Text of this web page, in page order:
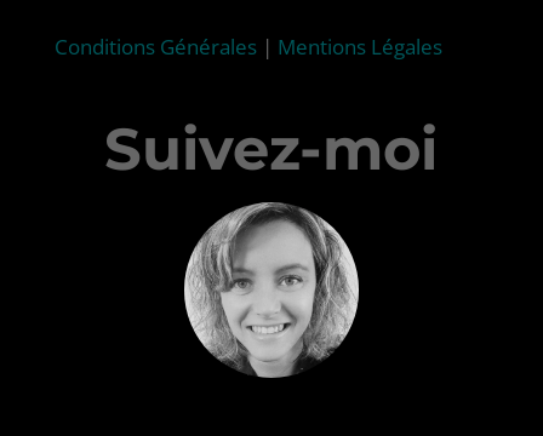
Conditions Générales| Mentions Légales
Suivez-moi